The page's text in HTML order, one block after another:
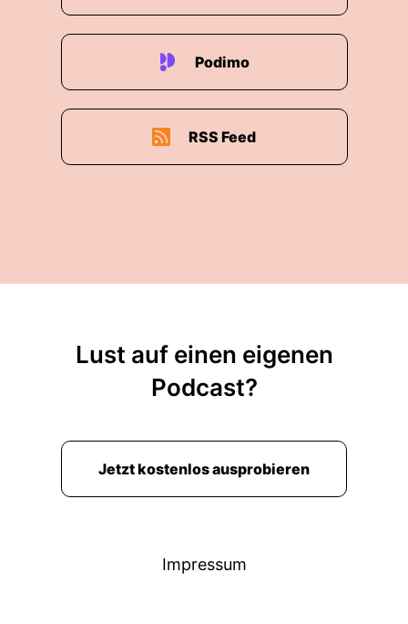
Podimo
RSS Feed
Lust auf einen eigenen
Podcast?
Jetzt kostenlos ausprobieren
Impressum